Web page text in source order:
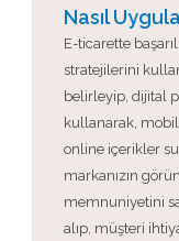
Nasıl
E-ticarette
stratejilerini
belirleyip, dijital
kullanarak,
online içerikler
markanızın
memnuniyetini
alıp, müşteri